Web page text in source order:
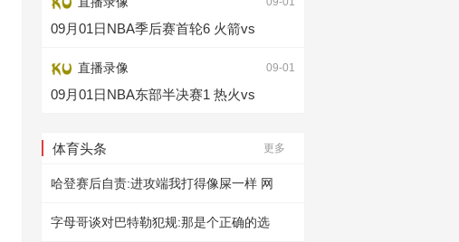
09月01日NBA季后赛首轮6 火箭vs
直播录像 09-01
09月01日NBA东部半决赛1 热火vs
体育头条 更多
哈登赛后自责:进攻端我打得像屎一样 网
字母哥谈对巴特勒犯规:那是个正确的选